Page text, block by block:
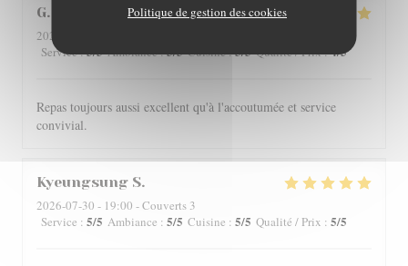
Politique de gestion des cookies
G
2026-07-29
Service:5/5 Ambiance:5/5 Cuisine:5/5 Qualité / Prix:4/5
Repas toujours aussi excellent qu'à l'accoutumée et service
convivial.
Kyeungsung S
2026-07-30 - 19:00 - Couverts 3
Service : 5/5 Ambiance : 5/5 Cuisine : 5/5 Qualité / Prix : 5/5